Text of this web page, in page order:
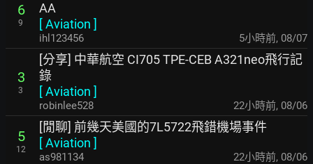
6
9
AA
[Aviation ]
ihl123456 5小時前, 08/07
3
3
[分享] 中華航空 CI705 TPE-CEB A321neo飛行記
錄
[Aviation ]
robinlee528 22小時前, 08/06
5
12
[閒聊] 前幾天美國的7L5722飛錯機場事件
[Aviation ]
as981134 22小時前, 08/06